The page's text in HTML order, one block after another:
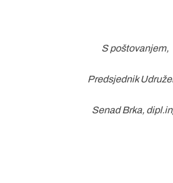
S poštovanjem,
Predsjednik
Senad Brka,